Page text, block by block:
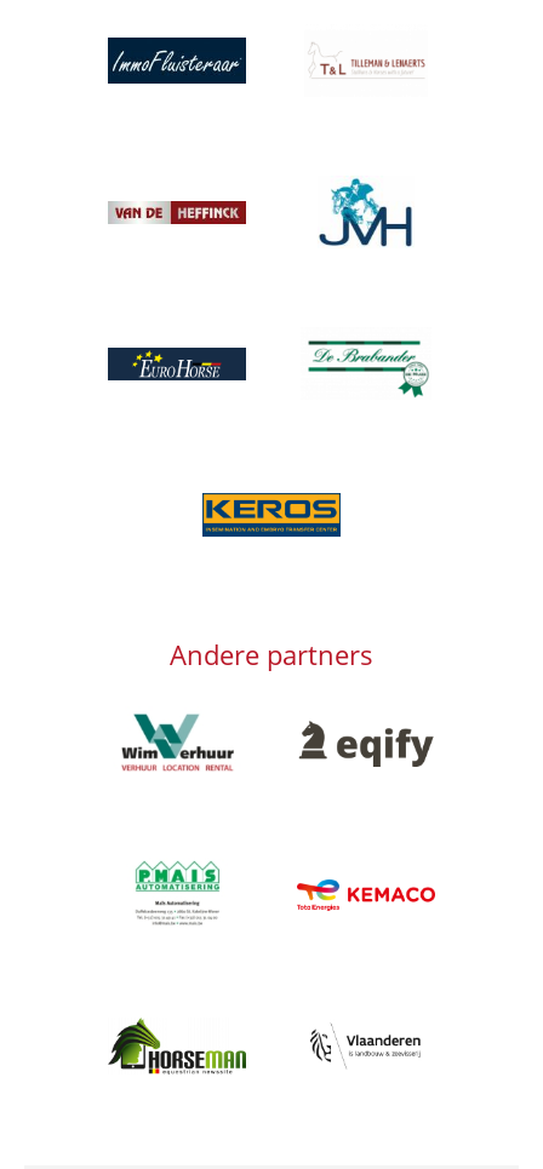
Afbeelding Afbeelding
Afbeelding
Afbeelding
Afbeelding
Afbeelding
Afbeelding
Andere partners
Afbeelding Afbeelding
Afbeelding
Afbeelding
Afbeelding Afbeelding